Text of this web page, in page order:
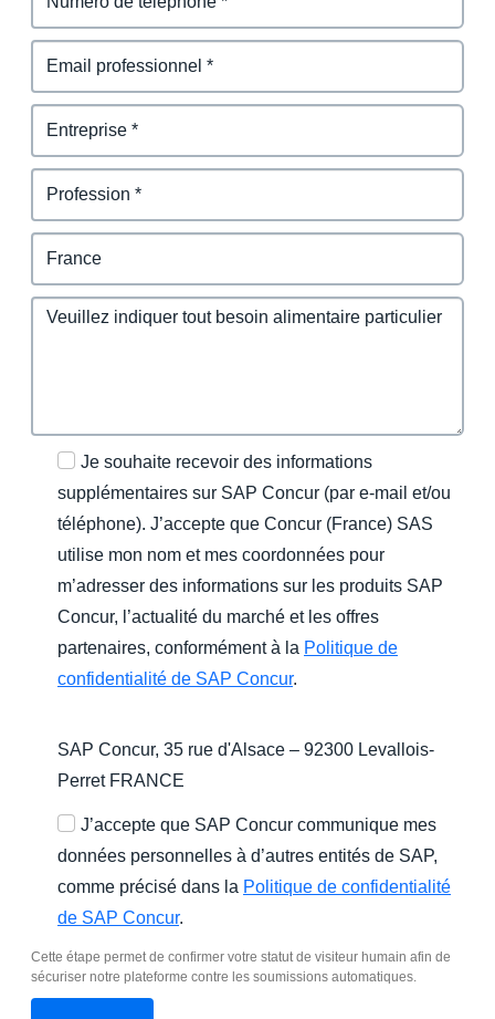
Je souhaite recevoir des informations
supplémentaires sur SAP Concur (par e-mail et/ou
téléphone). J’accepte que Concur (France) SAS
utilise mon nom et mes coordonnées pour
m’adresser des informations sur les produits SAP
Concur, l’actualité du marché et les offres
partenaires, conformément à la Politique de
confidentialité de SAP Concur.
SAP Concur, 35 rue d'Alsace – 92300 Levallois-
Perret FRANCE
J’accepte que SAP Concur communique mes
données personnelles à d’autres entités de SAP,
comme précisé dans la Politique de confidentialité
de SAP Concur.
Cette étape permet de confirmer votre statut de visiteur humain afin de
sécuriser notre plateforme contre les soumissions automatiques.